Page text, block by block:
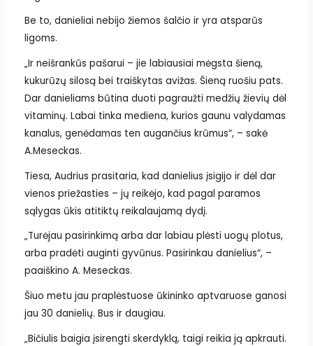
Be to, danieliai nebijo žiemos šalčio ir yra atsparūs
ligoms.
„Ir neišrankūs pašarui – jie labiausiai mėgsta šieną,
kukurūzų silosą bei traiškytas avižas. Šieną ruošiu pats.
Dar danieliams būtina duoti pagraužti medžių žievių dėl
vitaminų. Labai tinka mediena, kurios gaunu valydamas
kanalus, genėdamas ten augančius krūmus“, – sakė
A.Meseckas.
Tiesa, Audrius prasitaria, kad danielius įsigijo ir dėl dar
vienos priežasties – jų reikėjo, kad pagal paramos
sąlygas ūkis atitiktų reikalaujamą dydį.
„Turėjau pasirinkimą arba dar labiau plėsti uogų plotus,
arba pradėti auginti gyvūnus. Pasirinkau danielius“, –
paaiškino A. Meseckas.
Šiuo metu jau praplėstuose ūkininko aptvaruose ganosi
jau 30 danielių. Bus ir daugiau.
„Bičiulis baigia įsirengti skerdyklą, taigi reikia ją apkrauti.